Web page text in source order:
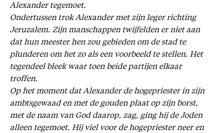
Alexander tegemoet.
Ondertussen trok Alexander met zijn leger richting
Jeruzalem. Zijn manschappen twijfelden er niet aan
dat hun meester hen zou gebieden om de stad te
plunderen om het zo als een voorbeeld te stellen. Het
tegendeel bleek waar toen beide partijen elkaar
troffen.
Op het moment dat Alexander de hogepriester in zijn
ambtsgewaad en met de gouden plaat op zijn borst,
met de naam van God daarop, zag, ging hij de Joden
alleen tegemoet. Hij viel voor de hogepriester neer en